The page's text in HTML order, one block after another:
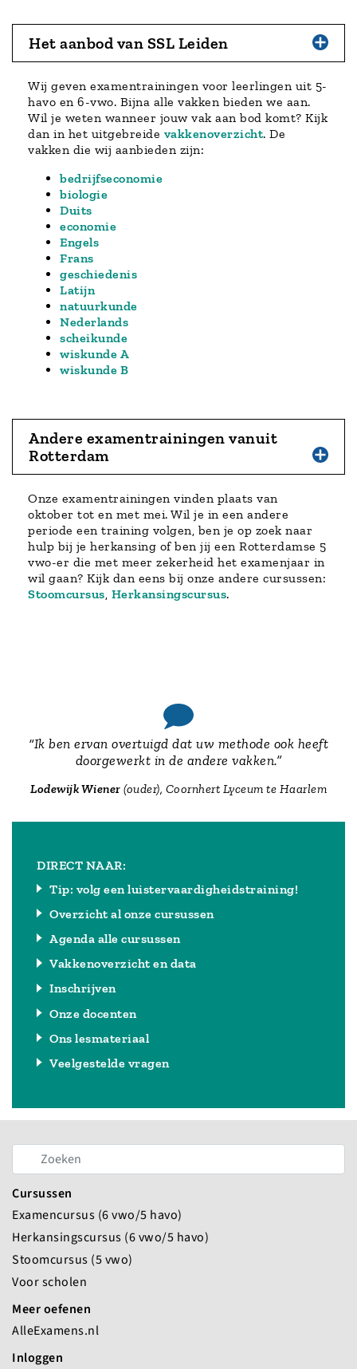
Het aanbod van SSL Leiden
Wij geven examentrainingen voor leerlingen uit 5-
havo en 6-vwo. Bijna alle vakken bieden we aan.
Wil je weten wanneer jouw vak aan bod komt? Kijk
dan in het uitgebreide vakkenoverzicht. De
vakken die wij aanbieden zijn:
bedrijfseconomie
biologie
Duits
economie
Engels
Frans
geschiedenis
Latijn
natuurkunde
Nederlands
scheikunde
wiskunde A
wiskunde B
Andere examentrainingen vanuit
Rotterdam
Onze examentrainingen vinden plaats van
oktober tot en met mei. Wil je in een andere
periode een training volgen, ben je op zoek naar
hulp bij je herkansing of ben jij een Rotterdamse 5
vwo-er die met meer zekerheid het examenjaar in
wil gaan? Kijk dan eens bij onze andere cursussen:
Stoomcursus Herkansingscursus.
“Ik ben ervan overtuigd dat uw methode ook heeft
doorgewerkt in de andere vakken.”
Lodewijk Wiener (ouder), Coornhert Lyceum te Haarlem
DIRECT NAAR:
Tip: volg een luistervaardigheidstraining!
Overzicht al onze cursussen
Agenda alle cursussen
Vakkenoverzicht en data
Inschrijven
Onze docenten
Ons lesmateriaal
Veelgestelde vragen
Cursussen
Examencursus (6 vwo/5 havo)
Herkansingscursus (6 vwo/5 havo)
Stoomcursus (5 vwo)
Voor scholen
Meer oefenen
AlleExamens.nl
Inloggen